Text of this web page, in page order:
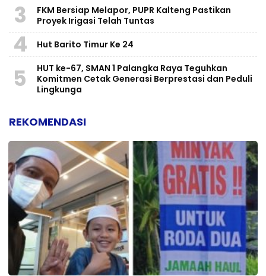
3
FKM Bersiap Melapor, PUPR Kalteng Pastikan
Proyek Irigasi Telah Tuntas
4 Hut Barito Timur Ke 24
5
HUT ke-67, SMAN 1 Palangka Raya Teguhkan
Komitmen Cetak Generasi Berprestasi dan Peduli
Lingkunga
REKOMENDASI